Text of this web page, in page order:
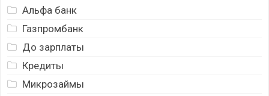
Альфа банк
Газпромбанк
До зарплаты
Кредиты
Микрозаймы